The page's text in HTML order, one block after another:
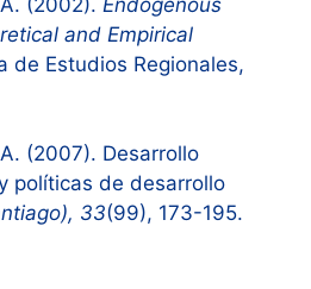
and Empirical
de Estudios Regionales,
(2007). Desarrollo
políticas de desarrollo
33(99), 173-195.